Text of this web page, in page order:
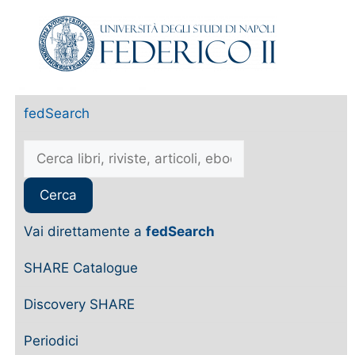
fedSearch
Vai direttamente a fedSearch
SHARE Catalogue
Discovery SHARE
Periodici